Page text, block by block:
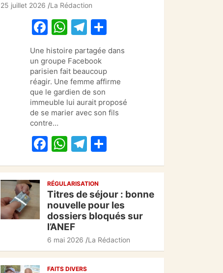
25 juillet 2026 La Rédaction
F
c
e
b
o
o
k
W
at
s
A
p
p
T
el
e
gr
a
m
ta
g
er
Une histoire partagée dans
un groupe Facebook
parisien fait beaucoup
réagir. Une femme affirme
que le gardien de son
immeuble lui aurait proposé
de se marier avec son fils
contre…
F
c
e
b
o
o
k
W
s
A
p
p
T
gr
a
m
g
er
RÉGULARISATION
Titres de séjour : bonne
nouvelle pour les
dossiers bloqués sur
l’ANEF
6 mai 2026 La Rédaction
FAITS DIVERS